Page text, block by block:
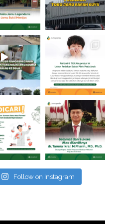
Follow on Instagram